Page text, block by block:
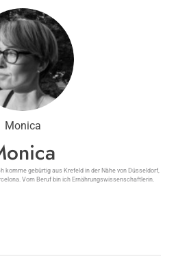
unsere innere Uhr
über Wirkung,
Erfahrungen
Monica
komme gebürtig aus Krefeld in der Nähe von Düsseldorf,
Vom Beruf bin ich Ernährungswissenschaftlerin.